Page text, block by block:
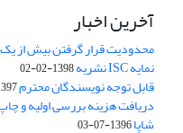
آخرین اخبار
محدودیت قرار گرفتن بیش از یک
نمایه ISC نشریه 1398-02-02
قابل توجه نویسندگان محترم03-19
دریافت هزینه بررسی اولیه و
شاپا1396-07-03